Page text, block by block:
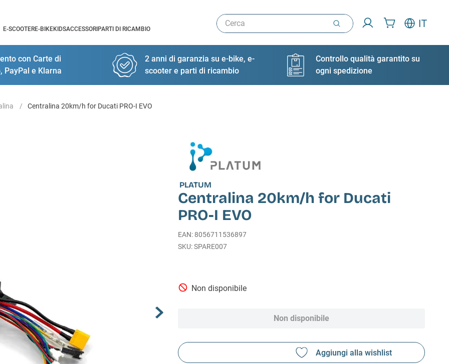
E-SCOOTERE-BIKEKIDSACCESSORI PARTI DI RICAMBIO
Cerca IT
con Carte di
PayPal e Klarna
2 anni di garanzia su e-bike, e-
scooter e parti di ricambio
Controllo qualità garantito su
ogni spedizione
Centralina 20km/h for Ducati PRO-I EVO
PLATUM
Centralina 20km/h for Ducati
PRO-I EVO
EAN: 8056711536897
SPARE007
Non disponibile
Non disponibile